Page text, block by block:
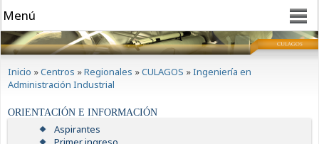
Inicio »Centros »Regionales »CULAGOS »Ingeniería en
Administración Industrial
ORIENTACIÓN E INFORMACIÓN
Aspirantes